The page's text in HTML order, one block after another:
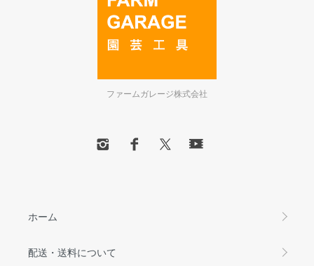
ファームガレージ株式会社
ホーム
配送・送料について